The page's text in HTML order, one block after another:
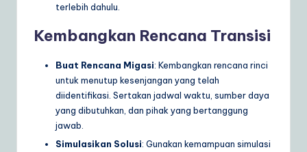
terlebih dahulu.
Kembangkan Rencana Transisi
Buat Rencana Migasi: Kembangkan rencana rinci
untuk menutup kesenjangan yang telah
diidentifikasi. Sertakan jadwal waktu, sumber daya
yang dibutuhkan, dan pihak yang bertanggung
jawab.
Simulasikan Solusi: Gunakan kemampuan simulasi